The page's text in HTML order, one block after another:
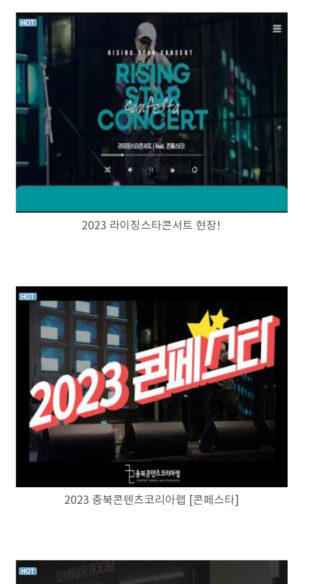
2023 라이징스타콘서트 현장!
2023 충북콘텐츠코리아랩 [콘페스타]